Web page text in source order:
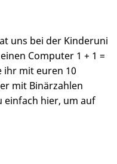
uns bei der Kinderuni
Computer 1 + 1 =
ihr mit euren 10
mit Binärzahlen
einfach hier, um auf